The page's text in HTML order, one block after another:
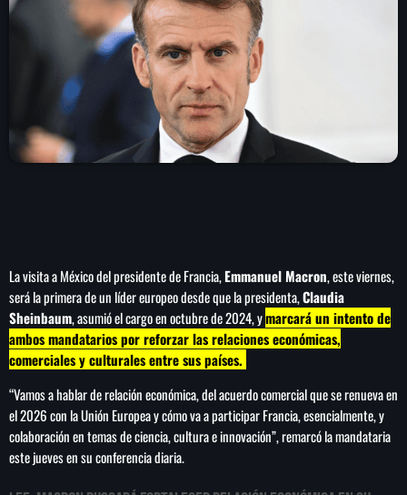
LA CAMPESINA 104.5 FM
LA CAMPESINA GEORGIA
PROGRAMACIÓN keyboard_arrow_down
LOCUCIÓN (TALENTO AL AIRE)
RANKING
COMUNÍCATE
PUBLICIDAD
HISTORIA
La visita a México del presidente de Francia,Emmanuel Macron, este viernes,
será la primera de un líder europeo desde que la presidenta,Claudia
Sheinbaum, asumió el cargo en octubre de 2024, ymarcará un intento de
ambos mandatarios por reforzar las relaciones económicas,
comerciales y culturales entre sus países.
“Vamos a hablar de relación económica, del acuerdo comercial que se renueva en
el 2026 con la Unión Europea y cómo va a participar Francia, esencialmente, y
colaboración en temas de ciencia, cultura e innovación”, remarcó la mandataria
este jueves en su conferencia diaria.